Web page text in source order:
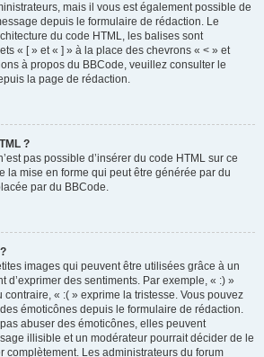
mais il vous est également possible de
depuis le formulaire de rédaction. Le
du code HTML, les balises sont
« [ » et « ] » à la place des chevrons « < » et
à propos du BBCode, veuillez consulter le
la page de rédaction.
?
pas possible d’insérer du code HTML sur ce
la mise en forme qui peut être générée par du
par du BBCode.
images qui peuvent être utilisées grâce à un
d’exprimer des sentiments. Par exemple, « :) »
contraire, « :( » exprime la tristesse. Vous pouvez
émoticônes depuis le formulaire de rédaction.
abuser des émoticônes, elles peuvent
illisible et un modérateur pourrait décider de le
complètement. Les administrateurs du forum